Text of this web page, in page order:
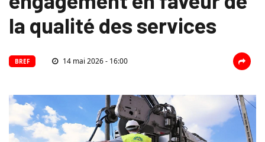
la qualité des services
BREF 14 mai 2026 - 16:00